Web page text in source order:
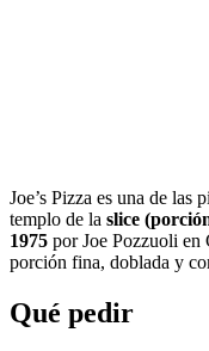
Joe’s Pizza es una de las
templo de la slice
1975 por Joe Pozzuoli en
porción fina, doblada y
Qué pedir